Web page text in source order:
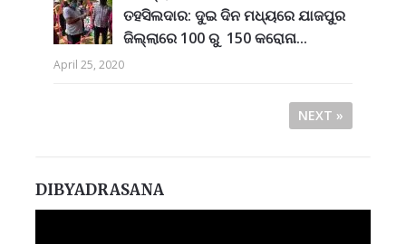
ତହସିଲଦାର: ଦୁଇ ଦିନ ମଧ୍ୟରେ ଯାଜପୁର
ଜିଲ୍ଲାରେ 100 ରୁ 150 କରୋନା...
April 25, 2020
NEXT »
DIBYADRASANA